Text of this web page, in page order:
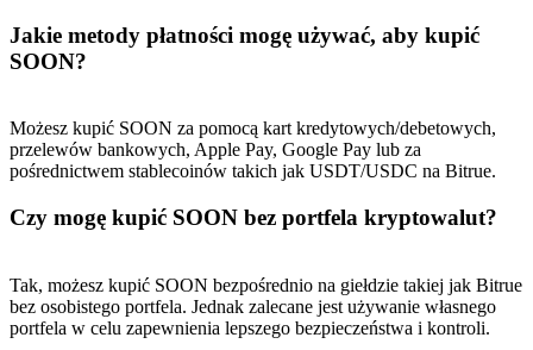
Jakie metody płatności mogę używać, aby kupić
SOON?
Możesz kupić SOON za pomocą kart kredytowych/debetowych,
przelewów bankowych, Apple Pay, Google Pay lub za
pośrednictwem stablecoinów takich jak USDT/USDC na Bitrue.
Czy mogę kupić SOON bez portfela kryptowalut?
Tak, możesz kupić SOON bezpośrednio na giełdzie takiej jak Bitrue
bez osobistego portfela. Jednak zalecane jest używanie własnego
portfela w celu zapewnienia lepszego bezpieczeństwa i kontroli.